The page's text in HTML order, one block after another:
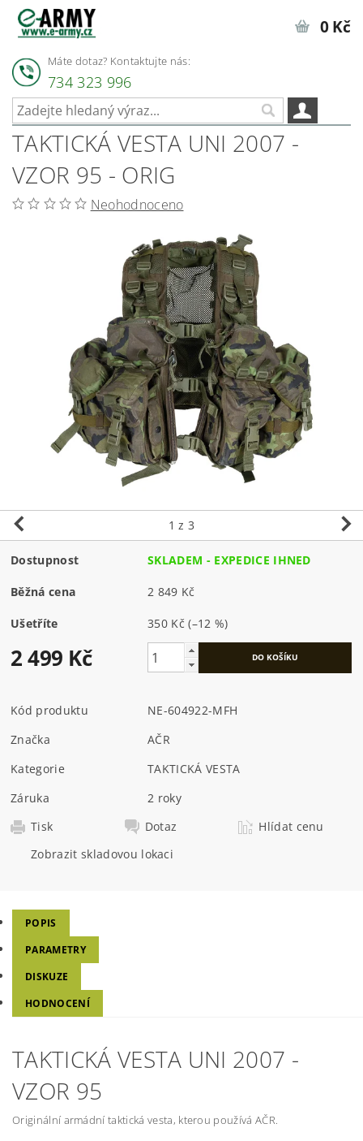
Máte dotaz? Kontaktujte nás:
734 323 996
0 Kč
TAKTICKÁ VESTA UNI 2007 -
VZOR 95 - ORIG
Neohodnoceno
1 z 3
Dostupnost SKLADEM - EXPEDICE IHNED
Běžná cena 2 849 Kč
Ušetříte 350 Kč(–12 %)
2 499 Kč
Kód produktu
NE-604922-MFH
Značka
AČR
Kategorie
TAKTICKÁ VESTA
Záruka
2 roky
Tisk
Dotaz
Hlídat cenu
Zobrazit skladovou lokaci
POPIS
PARAMETRY
DISKUZE
HODNOCENÍ
TAKTICKÁ VESTA UNI 2007 -
VZOR 95
Originální armádní taktická vesta, kterou používá AČR.